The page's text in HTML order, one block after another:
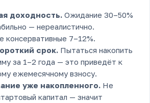
доходность. Ожидание 30–50%
— нереалистично.
консервативные 7–12%.
срок. Пытаться накопить
за 1–2 года — это приведёт к
ежемесячному взносу.
уже накопленного. Не
капитал — значит